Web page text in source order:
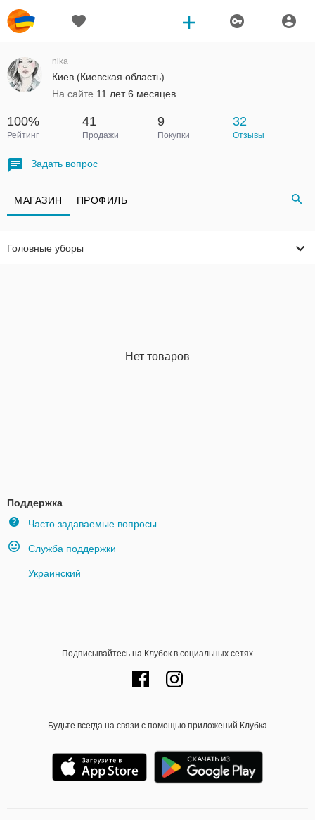
nika
Киев (Киевская область)
На сайте 11 лет 6 месяцев
100%
Рейтинг
41
Продажи
9
Покупки
32
Отзывы
Задать вопрос
МАГАЗИН ПРОФИЛЬ
Головные уборы
Нет товаров
Поддержка
Часто задаваемые вопросы
Служба поддержки
Украинский
Подписывайтесь на Клубок в социальных сетях
Будьте всегда на связи с помощью приложений Клубка